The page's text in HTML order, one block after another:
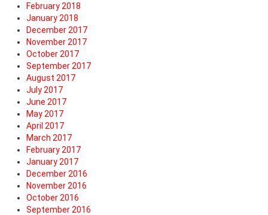
February 2018
January 2018
December 2017
November 2017
October 2017
September 2017
August 2017
July 2017
June 2017
May 2017
April 2017
March 2017
February 2017
January 2017
December 2016
November 2016
October 2016
September 2016